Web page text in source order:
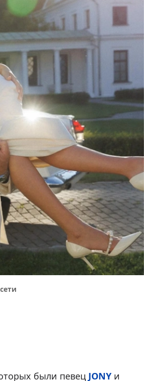
были певец JONY и